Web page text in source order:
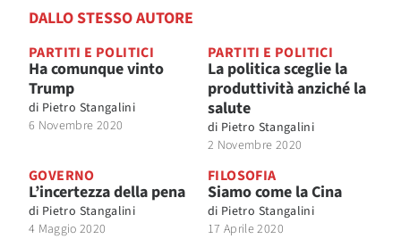
DALLO STESSO AUTORE
PARTITI E POLITICI
Ha comunque vinto
Trump
di Pietro Stangalini
6 Novembre 2020
PARTITI E POLITICI
La politica sceglie la
produttività anziché la
salute
di Pietro Stangalini
2 Novembre 2020
GOVERNO
L’incertezza della pena
di Pietro Stangalini
4 Maggio 2020
FILOSOFIA
Siamo come la Cina
di Pietro Stangalini
17 Aprile 2020